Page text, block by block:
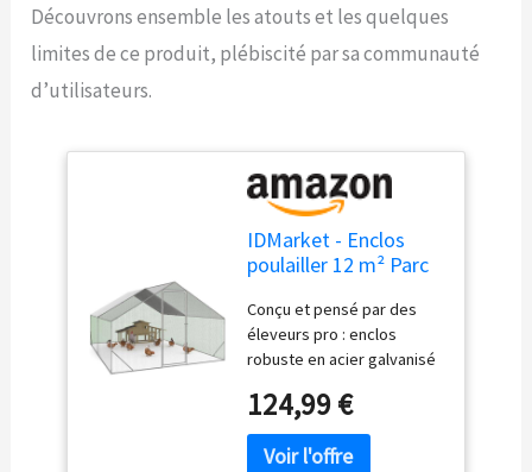
Découvrons ensemble les atouts et les quelques
limites de ce produit, plébiscité par sa communauté
d’utilisateurs.
IDMarket - Enclos
poulailler 12 m² Parc
galvanisé - Avec filet
de toit
Conçu et pensé par des
éleveurs pro : enclos
robuste en acier galvanisé
m² Ce parc grillagé offre un
espace bien fermé pour
protéger vos volailles
124,99 €